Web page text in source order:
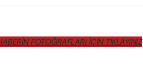
FOTOĞRAFLARI İÇİN TIKLAYINIZ